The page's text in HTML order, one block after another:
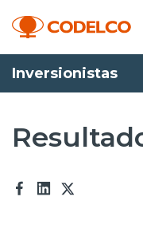
Transparencia activa
Inversionistas